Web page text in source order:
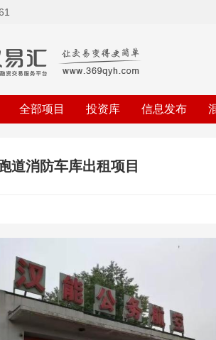
全部项目 投资库 信息发布
道消防车库出租项目